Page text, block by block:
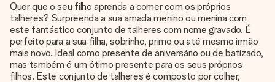
Quer que o seu filho aprenda a comer com os próprios
talheres? Surpreenda a sua amada menino ou menina com
este fantástico conjunto de talheres com nome gravado. É
perfeito para a sua filha, sobrinho, primo ou até mesmo irmão
mais novo. Ideal como presente de aniversário ou de batizado,
mas também é um ótimo presente para os seus próprios
filhos. Este conjunto de talheres é composto por colher,